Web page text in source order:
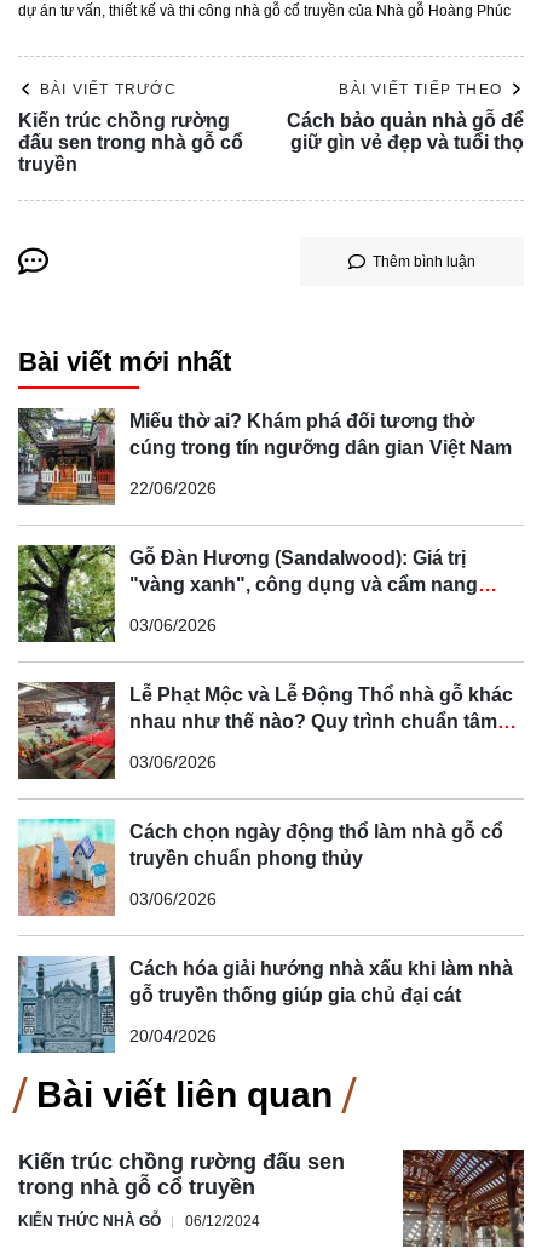
dự án tư vấn, thiết kế và thi công nhà gỗ cổ truyền của Nhà gỗ Hoàng Phúc
BÀI VIẾT TRƯỚC
Kiến trúc chồng rường
đấu sen trong nhà gỗ cổ
truyền
BÀI VIẾT TIẾP THEO
Cách bảo quản nhà gỗ để
giữ gìn vẻ đẹp và tuổi thọ
Thêm bình luận
Bài viết mới nhất
Miếu thờ ai? Khám phá đối tương thờ
cúng trong tín ngưỡng dân gian Việt Nam
22/06/2026
Gỗ Đàn Hương (Sandalwood): Giá trị
"vàng xanh", công dụng và cẩm nang
03/06/2026
Lễ Phạt Mộc và Lễ Động Thổ nhà gỗ khác
nhau như thế nào? Quy trình chuẩn tâm
03/06/2026
Cách chọn ngày động thổ làm nhà gỗ cổ
truyền chuẩn phong thủy
03/06/2026
Cách hóa giải hướng nhà xấu khi làm nhà
gỗ truyền thống giúp gia chủ đại cát
20/04/2026
Bài viết liên quan
Kiến trúc chồng rường đấu sen
trong nhà gỗ cổ truyền
KIẾN THỨC NHÀ GỖ 06/12/2024